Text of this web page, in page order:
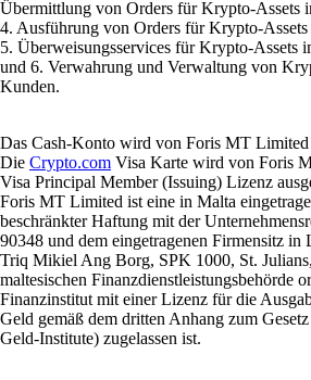
Übermittlung von Orders für Krypto-Assets
4. Ausführung von Orders für Krypto-
5. Überweisungsservices für Krypto-Assets
und 6. Verwahrung und Verwaltung von
Kunden.
Das Cash-Konto wird von Foris MT Limited
Die Crypto.com Visa Karte wird von Foris
Visa Principal Member (Issuing) Lizenz
Foris MT Limited ist eine in Malta
beschränkter Haftung mit der
90348 und dem eingetragenen Firmensitz in
Triq Mikiel Ang Borg, SPK 1000, St.
maltesischen Finanzdienstleistungsbehörde
Finanzinstitut mit einer Lizenz für die
Geld gemäß dem dritten Anhang zum
Geld-Institute) zugelassen ist.